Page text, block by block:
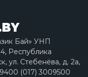
Бай» УНП
Республика
ул. Стебенёва, д. 2a,
(017) 3009500